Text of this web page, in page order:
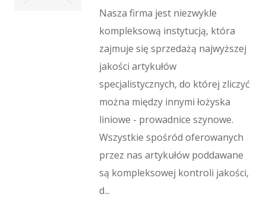
Nasza firma jest niezwykle
kompleksową instytucją, która
zajmuje się sprzedażą najwyższej
jakości artykułów
specjalistycznych, do której zliczyć
można między innymi łożyska
liniowe - prowadnice szynowe.
Wszystkie spośród oferowanych
przez nas artykułów poddawane
są kompleksowej kontroli jakości,
d...